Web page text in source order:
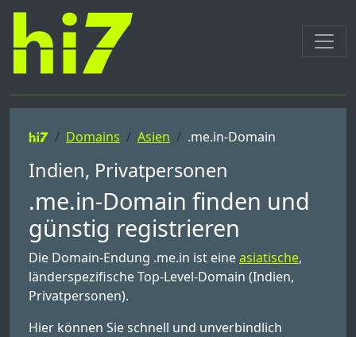
Domains Asien .me.in-Domain
Indien, Privatpersonen
.me.in-Domain finden und
günstig registrieren
Die Domain-Endung .me.in ist eineasiatische,
länderspezifische Top-Level-Domain (Indien,
Privatpersonen).
Hier können Sie schnell und unverbindlich